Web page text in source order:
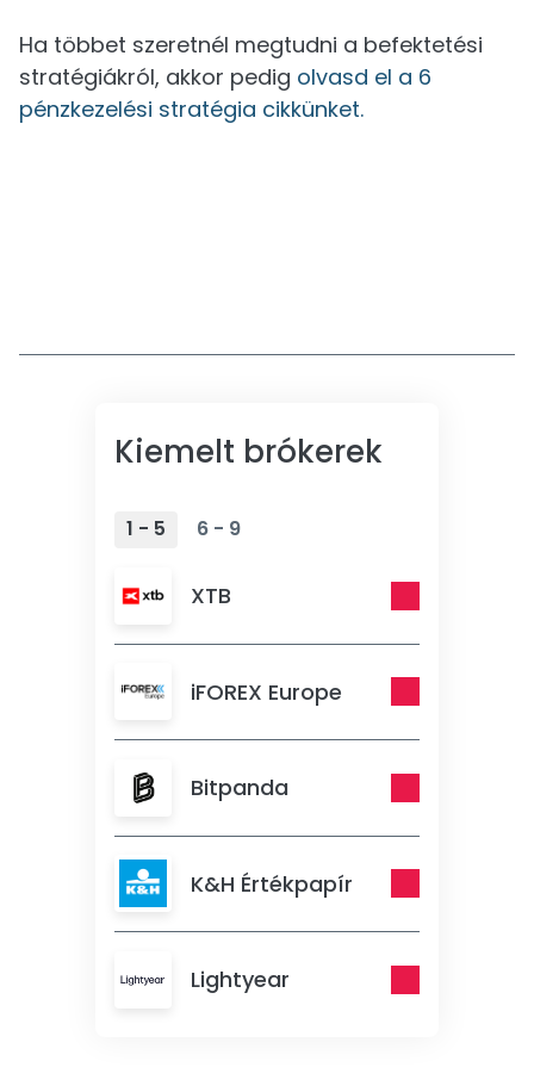
Ha többet szeretnél megtudni a befektetési
stratégiákról, akkor pedig olvasd el a 6
pénzkezelési stratégia cikkünket.
Kiemelt brókerek
1 - 5 6 - 9
XTB
iFOREX Europe
Bitpanda
K&H Értékpapír
Lightyear